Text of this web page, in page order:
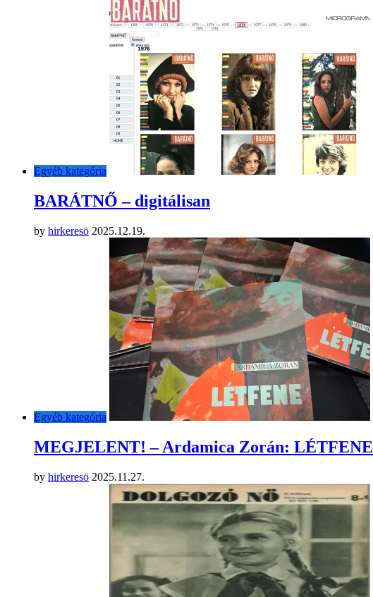
Egyéb kategória
BARÁTNŐ – digitálisan
by hirkeresö 2025.12.19.
Egyéb kategória
MEGJELENT! – Ardamica Zorán: LÉTFENE
by hirkeresö 2025.11.27.